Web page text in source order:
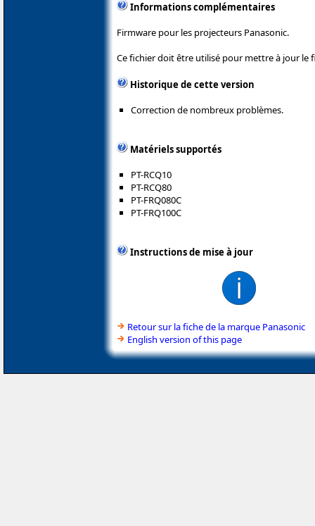
Informations complémentaires
Firmware pour les projecteurs Panasonic.
Ce fichier doit être utilisé pour mettre à jour le
Historique de cette version
Correction de nombreux problèmes.
Matériels supportés
PT-RCQ10
PT-RCQ80
PT-FRQ080C
PT-FRQ100C
Instructions de mise à jour
Retour sur la fiche de la marque Panasonic
English version of this page